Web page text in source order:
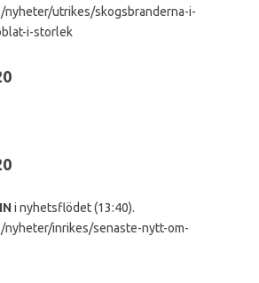
utrikes/skogsbranderna-i-
i-storlek
i nyhetsflödet (13:40).
inrikes/senaste-nytt-om-